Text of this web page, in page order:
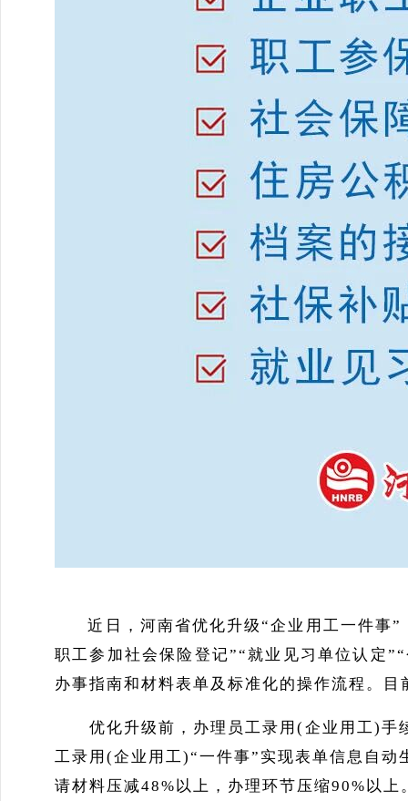
近日，河南省优化升级“企业用工一件事”
职工参加社会保险登记”“就业见习单位认定
办事指南和材料表单及标准化的操作流程。
优化升级前，办理员工录用(企业用工)手
工录用(企业用工)“一件事”实现表单信息自
请材料压减48%以上，办理环节压缩90%以上